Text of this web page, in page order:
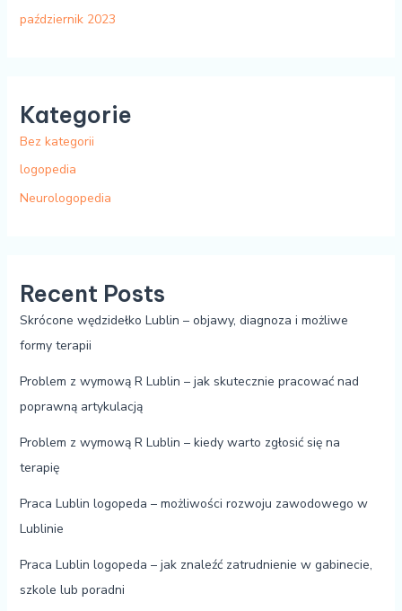
październik 2023
Kategorie
Bez kategorii
logopedia
Neurologopedia
Recent Posts
Skrócone wędzidełko Lublin – objawy, diagnoza i możliwe
formy terapii
Problem z wymową R Lublin – jak skutecznie pracować nad
poprawną artykulacją
Problem z wymową R Lublin – kiedy warto zgłosić się na
terapię
Praca Lublin logopeda – możliwości rozwoju zawodowego w
Lublinie
Praca Lublin logopeda – jak znaleźć zatrudnienie w gabinecie,
szkole lub poradni